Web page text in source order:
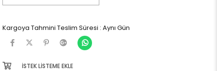
Kargoya Tahmini Teslim Süresi : Aynı Gün
İSTEK LISTEME EKLE